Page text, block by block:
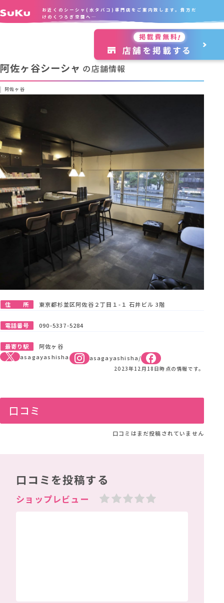
お近くのシーシャ(水タバコ)専門店をご案内致します。貴方だ
けのくつろぎ空間へ…
阿佐ヶ谷シーシャ の店舗情報
阿佐ヶ谷
住 所 東京都杉並区阿佐谷２丁目１-１ 石井ビル 3階
電話番号 090-5337-5284
最寄り駅
阿佐ヶ谷
asagayashisha
asagayashisha/
2023年12月18日時点の情報です。
口コミ
口コミはまだ投稿されていません
口コミを投稿する